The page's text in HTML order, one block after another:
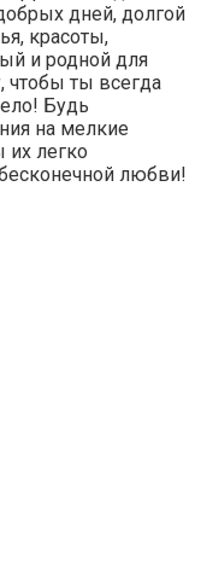
дней, долгой
красоты,
и родной для
чтобы ты всегда
Будь
на мелкие
их легко
любви!